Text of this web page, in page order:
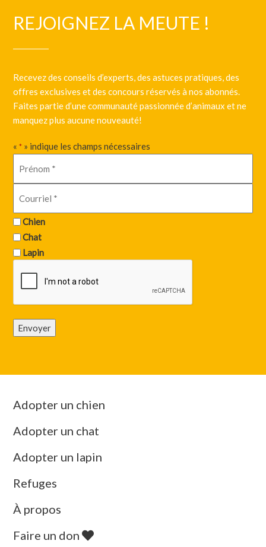
REJOIGNEZ LA MEUTE !
Recevez des conseils d’experts, des astuces pratiques, des
offres exclusives et des concours réservés à nos abonnés.
Faites partie d’une communauté passionnée d’animaux et ne
manquez plus aucune nouveauté!
«* » indique les champs nécessaires
Chien
Chat
Lapin
Envoyer
Adopter un chien
Adopter un chat
Adopter un lapin
Refuges
À propos
Faire un don